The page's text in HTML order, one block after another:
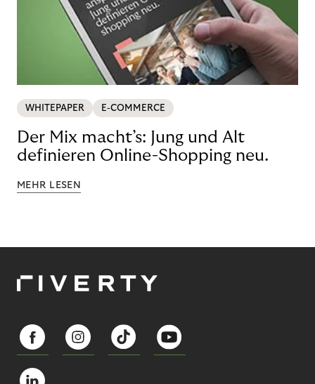
WHITEPAPER E-COMMERCE
Der Mix macht’s: Jung und Alt
definieren Online-Shopping neu.
MEHR LESEN